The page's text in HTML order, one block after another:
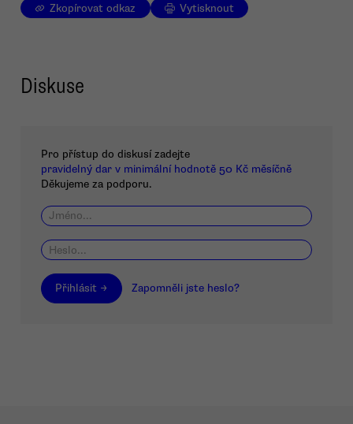
Zkopírovat odkaz Vytisknout
Diskuse
Pro přístup do diskusí zadejte
pravidelný dar v minimální hodnotě 50 Kč měsíčně
Děkujeme za podporu.
Přihlásit → Zapomněli jste heslo?